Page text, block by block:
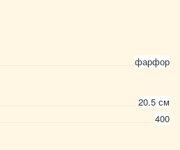
фарфор
20.5 см
400